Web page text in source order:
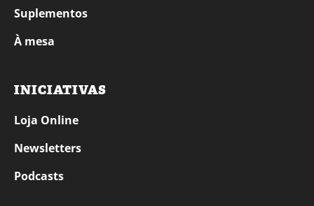
Suplementos
À mesa
INICIATIVAS
Loja Online
Newsletters
Podcasts